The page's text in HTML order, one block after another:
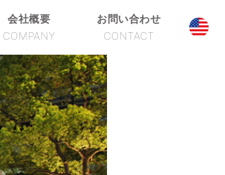
会社概要
COMPANY
お問い合わせ
CONTACT